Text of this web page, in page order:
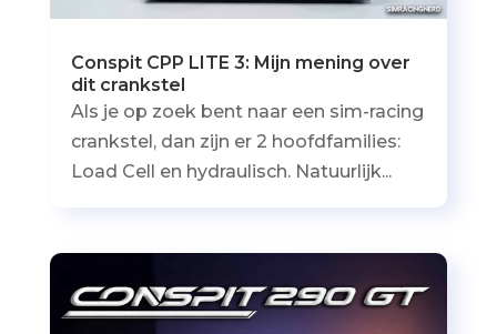
Conspit CPP LITE 3: Mijn mening over
dit crankstel
Als je op zoek bent naar een sim-racing
crankstel, dan zijn er 2 hoofdfamilies:
Load Cell en hydraulisch. Natuurlijk...